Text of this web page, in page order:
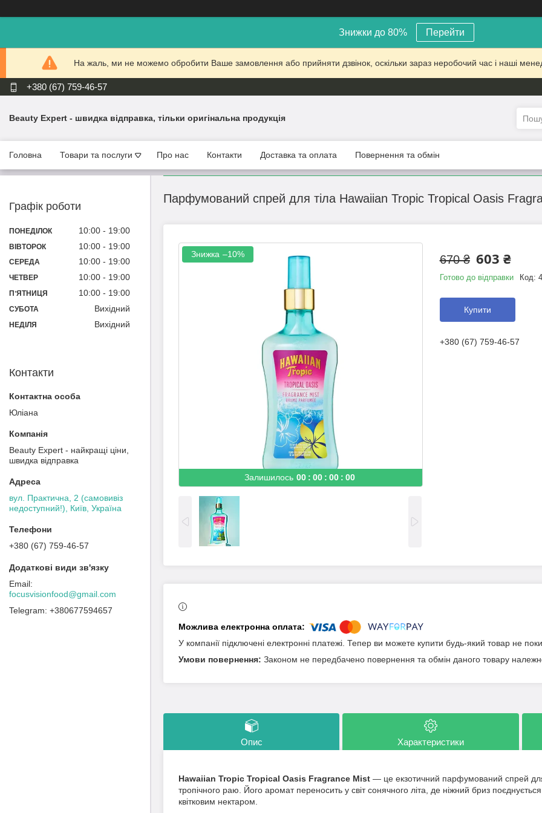
Знижки до 80% Перейти
На жаль, ми не можемо обробити Ваше замовлення або прийняти дзвінок, оскільки зараз неробочий час і наші
+380 (67) 759-46-57
Beauty Expert - швидка відправка, тільки оригінальна продукція
Головна Товари та послуги Про нас Контакти Доставка та оплата Повернення та обмін
Парфумований спрей для тіла Hawaiian Tropic Tropical Oasis
Залишилось 00 00 00 00
–10% 670 ₴ 603 ₴
Готово до відправки Код:
Купити
+380 (67) 759-46-57
У компанії підключені електронні платежі. Тепер ви можете купити будь-який товар не
Законом не передбачено повернення та обмін даного товару
Опис Характеристики
Hawaiian Tropic Tropical Oasis Fragrance Mist — це екзотичний парфумований спрей
тропічного раю. Його аромат переносить у світ сонячного літа, де ніжний бриз поєднується
квітковим нектаром.
Графік роботи
ПОНЕДІЛОК 10:00 19:00
ВІВТОРОК 10:00 19:00
СЕРЕДА 10:00 19:00
ЧЕТВЕР 10:00 19:00
ПʼЯТНИЦЯ 10:00 19:00
СУБОТА Вихідний
НЕДІЛЯ Вихідний
Контакти
Юліана
Beauty Expert - найкращі ціни,
швидка відправка
вул. Практична, 2 (самовивіз
недоступний!), Київ, Україна
+380 (67) 759-46-57
focusvisionfood@gmail.com
+380677594657